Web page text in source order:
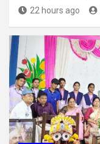
22 hours ago